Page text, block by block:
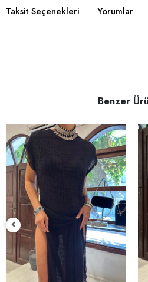
Taksit Seçenekleri
Yorumlar
Benzer